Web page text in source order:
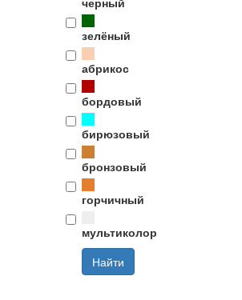
зелёный
абрикос
бордовый
бирюзовый
бронзовый
горчичный
мультиколор
Найти